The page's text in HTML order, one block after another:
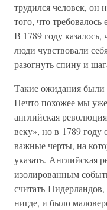
трудился человек, он
того, что
В 1789 году казалось,
люди чувствовали
разогнуть спину и
Такие ожидания
Нечто похожее мы
английская
веку», но в 1789
важные черты, на
указать. Английская
изолированным
считать
нигде, и было